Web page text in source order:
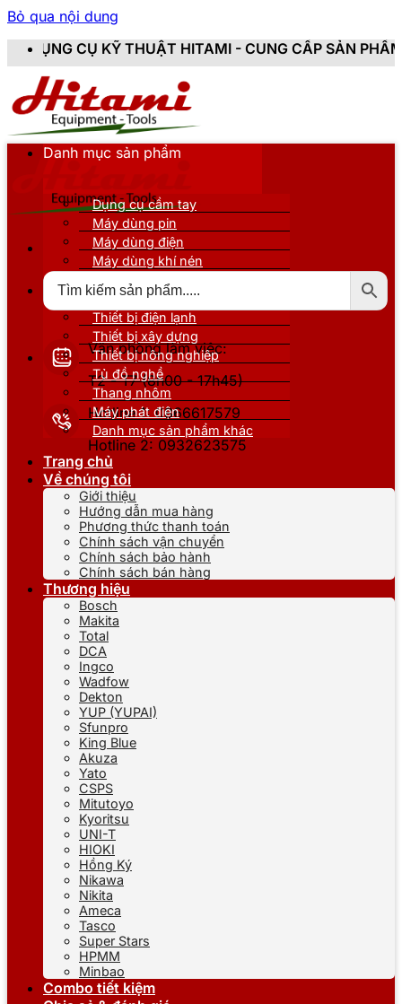
Bỏ qua nội dung
THUẬT HITAMI - CUNG CẤP SẢN PHẨM CHÍNH HÃNG,
Văn phòng làm việc:
T2 - T7 (8h00 - 17h45)
Hotline 1: 0866617579
Hotline 2: 0932623575
Danh mục sản phẩm
Dụng cụ cầm tay
Máy dùng pin
Máy dùng điện
Máy dùng khí nén
Thiết bị nâng đỡ
Thiết bị điện lạnh
Thiết bị xây dựng
Thiết bị nông nghiệp
Tủ đồ nghề
Thang nhôm
Máy phát điện
Danh mục sản phẩm khác
Trang chủ
Về chúng tôi
Giới thiệu
Hướng dẫn mua hàng
Phương thức thanh toán
Chính sách vận chuyển
Chính sách bảo hành
Chính sách bán hàng
Thương hiệu
Bosch
Makita
Total
DCA
Ingco
Wadfow
Dekton
YUP (YUPAI)
Sfunpro
King Blue
Akuza
Yato
CSPS
Mitutoyo
Kyoritsu
UNI-T
HIOKI
Hồng Ký
Nikawa
Nikita
Ameca
Tasco
Super Stars
HPMM
Minbao
Combo tiết kiệm